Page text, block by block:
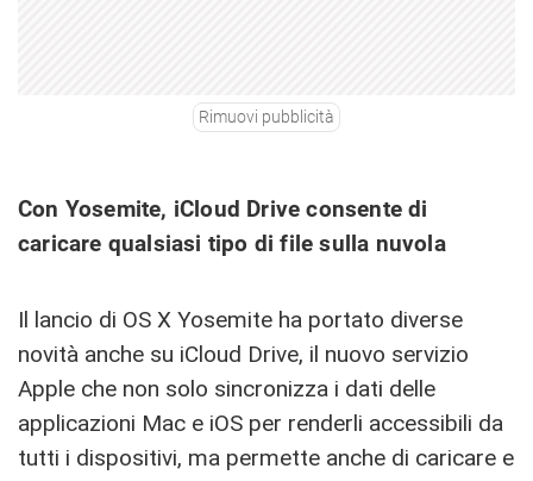
Rimuovi pubblicità
Con Yosemite, iCloud Drive consente di
caricare qualsiasi tipo di file sulla nuvola
Il lancio di OS X Yosemite ha portato diverse
novità anche su iCloud Drive, il nuovo servizio
Apple che non solo sincronizza i dati delle
applicazioni Mac e iOS per renderli accessibili da
tutti i dispositivi, ma permette anche di caricare e